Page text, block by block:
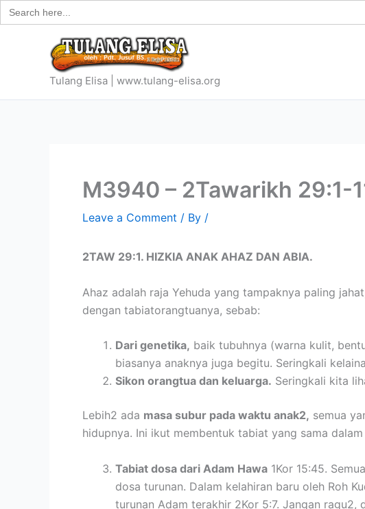
Search
for:
Skip
to
Tulang Elisa | www.tulang-elisa.org
M3940 – 2Tawarikh 29:1-
Leave a Comment / By /
2TAW 29:1. HIZKIA ANAK AHAZ DAN ABIA.
Ahaz adalah raja Yehuda yang tampaknya paling
dengan tabiatorangtuanya, sebab:
Dari genetika, baik tubuhnya (warna kulit,
biasanya anaknya juga begitu. Seringkali
Sikon orangtua dan keluarga. Seringkali kita
Lebih2 ada masa subur pada waktu anak2, semua
hidupnya. Ini ikut membentuk tabiat yang sama dalam
Tabiat dosa dari Adam Hawa 1Kor 15:45.
dosa turunan. Dalam kelahiran baru oleh Roh
turunan Adam terakhir 2Kor 5:7. Jangan